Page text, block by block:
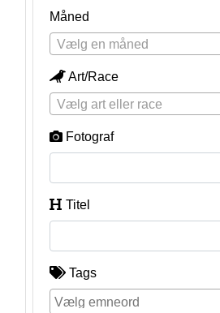
Måned
Vælg en måned
Art/Race
Vælg art eller race
Fotograf
Titel
Tags